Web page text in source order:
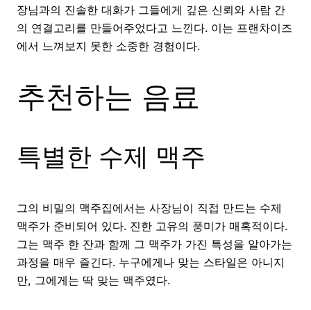
장님과의 진솔한 대화가 그들에게 깊은 신뢰와 사람 간
의 연결고리를 만들어주었다고 느낀다. 이는 프랜차이즈
에서 느껴보지 못한 소중한 경험이다.
추천하는 음료
특별한 수제 맥주
그의 비밀의 맥주집에서는 사장님이 직접 만드는 수제
맥주가 준비되어 있다. 진한 고유의 풍미가 매혹적이다.
그는 맥주 한 잔과 함께 그 맥주가 가진 특성을 알아가는
과정을 매우 즐긴다. 누구에게나 맞는 스타일은 아니지
만, 그에게는 딱 맞는 맥주였다.